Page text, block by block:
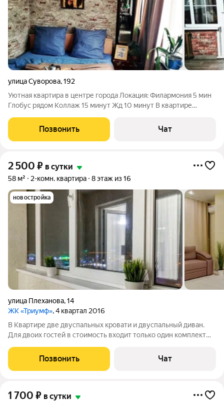
улица Суворова,192
Уютная квартира в центре города Локация: Филармония 5 мин
Глобус рядом Коллаж 15 минут Жд 10 минут В квартире
Холодильник Утюг Микроволновка Фен Постельное белье
Полотенца , средства гигиены Возможно
Позвонить Чат
2 500 ₽ в сутки
58 м² 2-комн. квартира 8 этаж из 16
новостройка
улица Плеханова,14
ЖК «Триумф», 4 квартал 2016
В Квартире две двуспальных кровати и двуспальный диван.
Для двоих гостей в стоимость входит только один комплект
рождения, игры в приставки считается как мероприятия, для
этих целей квартиру
Позвонить Чат
1 700 ₽ в сутки